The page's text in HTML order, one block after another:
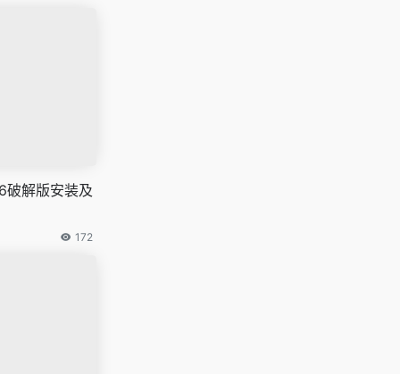
解版安装及
172